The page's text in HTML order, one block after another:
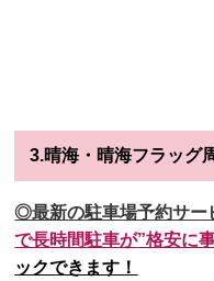
3.晴海・晴海フラッグ
◎最新の駐車場予約サー
で長時間駐車が”格安に
ックできます！